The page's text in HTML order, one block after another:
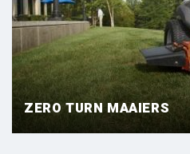
ZERO TURN MAAIERS